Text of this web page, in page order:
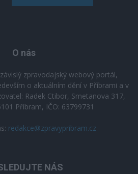
O nás
zpravodajský webový portál,
o aktuálním dění v Příbrami a v
Radek Ctibor, Smetanova 317,
Příbram, IČO: 63799731
redakce@zpravypribram.cz
NÁS